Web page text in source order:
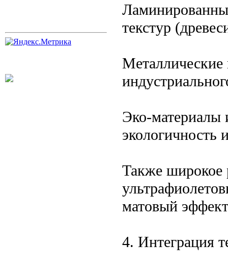
текстур
Металлические
Эко-материалы
экологичность
Также широкое
матовый
4. Интеграция